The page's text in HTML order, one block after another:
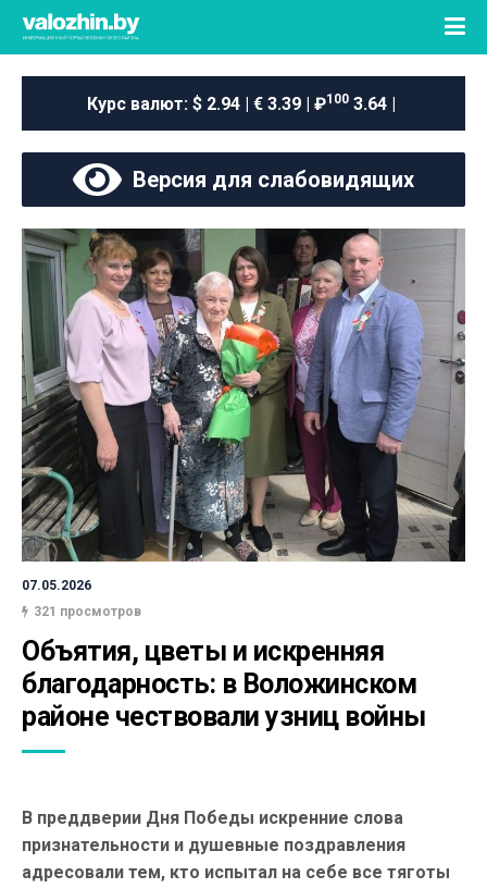
Курс валют: $ 2.94 | € 3.39 | ₽100 3.64 |
Версия для слабовидящих
07.05.2026
321 просмотров
Объятия, цветы и искренняя
благодарность: в Воложинском
районе чествовали узниц войны
В преддверии Дня Победы искренние слова
признательности и душевные поздравления
адресовали тем, кто испытал на себе все тяготы